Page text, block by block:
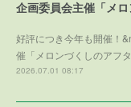
好評につき今年も開催！
催「メロンづくしのアフ
2026.07.01 08:17